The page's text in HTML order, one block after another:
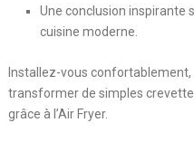
Une conclusion inspirante
cuisine moderne.
Installez-vous
transformer de simples
grâce à l’Air Fryer.